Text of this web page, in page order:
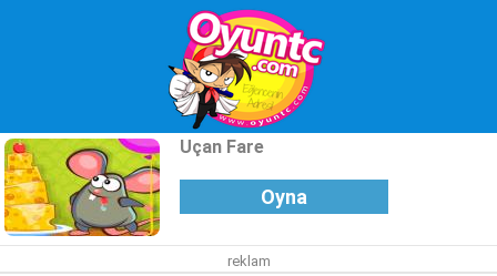
Uçan Fare
Oyna
reklam